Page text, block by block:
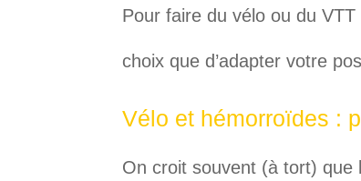
Pour faire du vélo ou du
choix que d’adapter votre
Vélo et hémorroïdes :
On croit souvent (à tort) que